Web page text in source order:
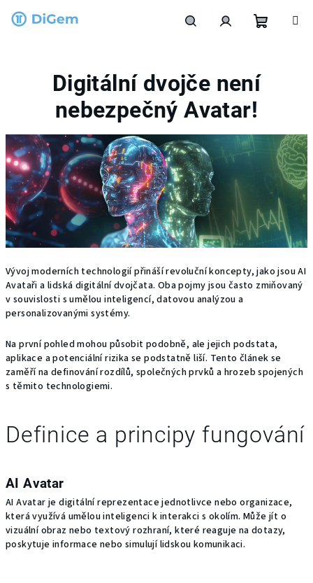
košík
Digitální dvojče není
nebezpečný Avatar!
Vývoj moderních technologií přináší revoluční koncepty, jako jsou AI
Avataři a lidská digitální dvojčata. Oba pojmy jsou často zmiňovaný
v souvislosti s umělou inteligencí, datovou analýzou a
personalizovanými systémy.
Na první pohled mohou působit podobně, ale jejich podstata,
aplikace a potenciální rizika se podstatně liší. Tento článek se
zaměří na definování rozdílů, společných prvků a hrozeb spojených
s těmito technologiemi.
Definice a principy fungování
AI Avatar
AI Avatar je digitální reprezentace jednotlivce nebo organizace,
která využívá umělou inteligenci k interakci s okolím. Může jít o
vizuální obraz nebo textový rozhraní, které reaguje na dotazy,
poskytuje informace nebo simulují lidskou komunikaci.